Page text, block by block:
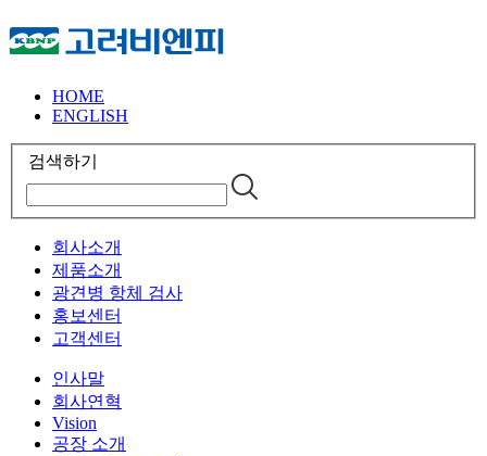
HOME
ENGLISH
검색하기
회사소개
제품소개
광견병 항체 검사
홍보센터
고객센터
인사말
회사연혁
Vision
공장 소개